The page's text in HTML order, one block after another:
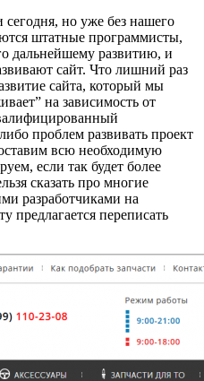
но уже без нашего
штатные программисты,
дальнейшему развитию, и
сайт. Что лишний раз
сайта, который мы
на зависимость от
проблем развивать проект
всю необходимую
если так будет более
сказать про многие
разработчиками на
предлагается переписать